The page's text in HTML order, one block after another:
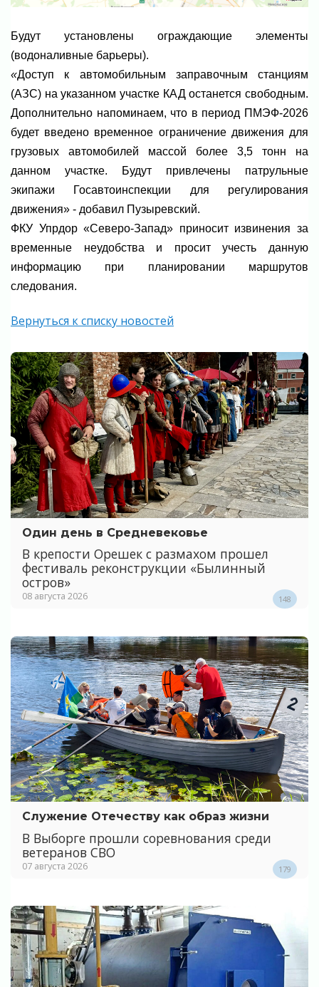
Будут установлены ограждающие элементы
(водоналивные барьеры).
«Доступ к автомобильным заправочным станциям
(АЗС) на указанном участке КАД останется свободным.
Дополнительно напоминаем, что в период ПМЭФ-2026
будет введено временное ограничение движения для
грузовых автомобилей массой более 3,5 тонн на
данном участке. Будут привлечены патрульные
экипажи Госавтоинспекции для регулирования
движения» - добавил Пузыревский.
ФКУ Упрдор «Северо-Запад» приносит извинения за
временные неудобства и просит учесть данную
информацию при планировании маршрутов
следования.
Вернуться к списку новостей
Один день в Средневековье
В крепости Орешек с размахом прошел
фестиваль реконструкции «Былинный
остров»
08 августа 2026 148
Служение Отечеству как образ жизни
В Выборге прошли соревнования среди
ветеранов СВО
07 августа 2026 179